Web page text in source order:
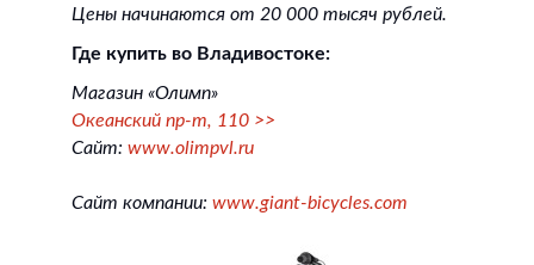
Цены начинаются от 20 000 тысяч рублей.
Где купить во Владивостоке:
Магазин «Олимп»
Океанский пр-т, 110 >>
Сайт: www.olimpvl.ru
Сайт компании: www.giant-bicycles.com